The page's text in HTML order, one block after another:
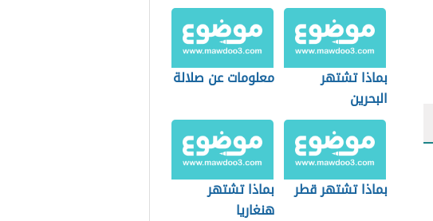
بماذا تشتهر
البحرين
معلومات عن صلالة
بماذا تشتهر قطر
بماذا تشتهر
هنغاريا